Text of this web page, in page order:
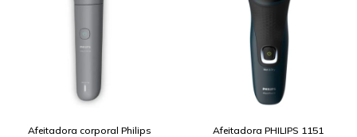
Afeitadora corporal Philips
Afeitadora PHILIPS 1151